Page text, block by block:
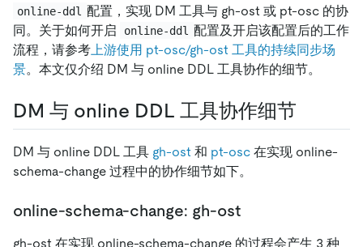
online-ddl 配置，实现 DM 工具与 gh-ost 或 pt-osc 的协
同。关于如何开启
online-ddl 配置及开启该配置后的工作
流程，请参考 上游使用 pt-osc/gh-ost 工具的持续同步场
景。本文仅介绍 DM 与 online DDL 工具协作的细节。
DM 与 online DDL 工具协作细节
DM 与 online DDL 工具 gh-ost 和 pt-osc 在实现 online-
schema-change 过程中的协作细节如下。
online-schema-change: gh-ost
gh-ost 在实现 online-schema-change 的过程会产生 3 种